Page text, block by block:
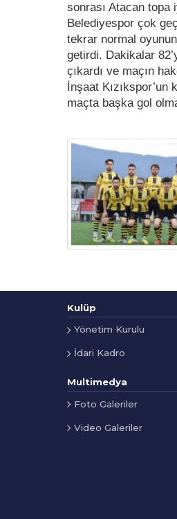
sonrası Atacan
Belediyespor çok
tekrar normal
getirdi. Dakikalar
çıkardı ve maçın
İnşaat
maçta başka gol
Kulüp
Yönetim Kurulu
İdari Kadro
Multimedya
Foto Galeriler
Video Galeriler